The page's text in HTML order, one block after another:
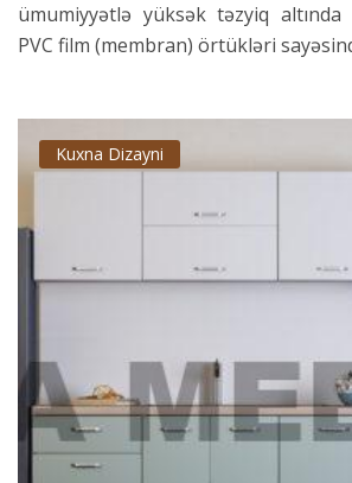
ümumiyyətlə yüksək təzyiq
PVC film (membran) örtükləri
Membran örtüyü istilik və
cızıqlara davamlıdır və kuxna
ləkələri və kirləri asanlıqla
Buna görə də, membran kuxna
Membran örtüyü müxtəlif rəng və
müştərilərin müxtəlif üslub
uyğunlaşdırıla bilər. Adətən
səthlərdə təklif olunan
müasir və minimalist kuxna
Kuxna Dizayni